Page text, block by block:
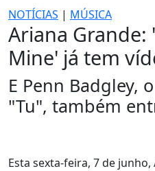
NOTÍCIAS | MÚSICA
Ariana Grande:
Mine' já tem
E Penn Badgley,
"Tu", também
Esta sexta-feira, 7 de